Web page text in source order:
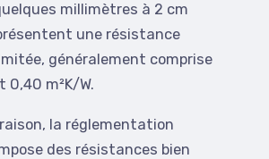
millimètres à 2 cm
une résistance
généralement comprise
0,40 m²K/W.
la réglementation
des résistances bien